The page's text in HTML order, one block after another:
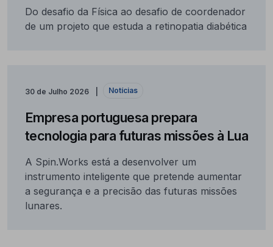
Do desafio da Física ao desafio de coordenador
de um projeto que estuda a retinopatia diabética
30 de Julho 2026 Notícias
Empresa portuguesa prepara
tecnologia para futuras missões à Lua
A Spin.Works está a desenvolver um
instrumento inteligente que pretende aumentar
a segurança e a precisão das futuras missões
lunares.